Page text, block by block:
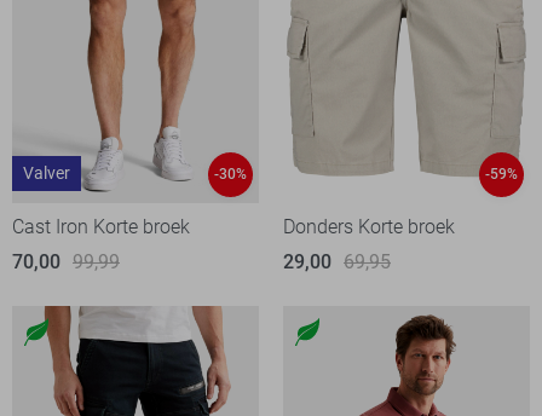
Valver -30%
Cast Iron Korte broek
70,00 99,99
-59%
Donders Korte broek
29,00 69,95